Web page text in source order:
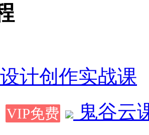
计创作实战课
VIP免费
鬼谷云